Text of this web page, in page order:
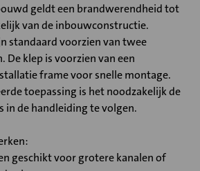
geldt een brandwerendheid tot
van de inbouwconstructie.
standaard voorzien van twee
De klep is voorzien van een
frame voor snelle montage.
toepassing is het noodzakelijk de
de handleiding te volgen.
geschikt voor grotere kanalen of